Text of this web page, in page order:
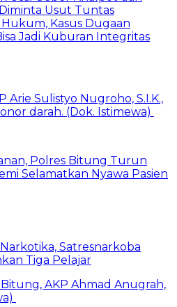
Usut Tuntas
Kasus Dugaan
Jadi Kuburan Integritas
Polres Bitung Turun
Selamatkan Nyawa Pasien
Satresnarkoba
Tiga Pelajar